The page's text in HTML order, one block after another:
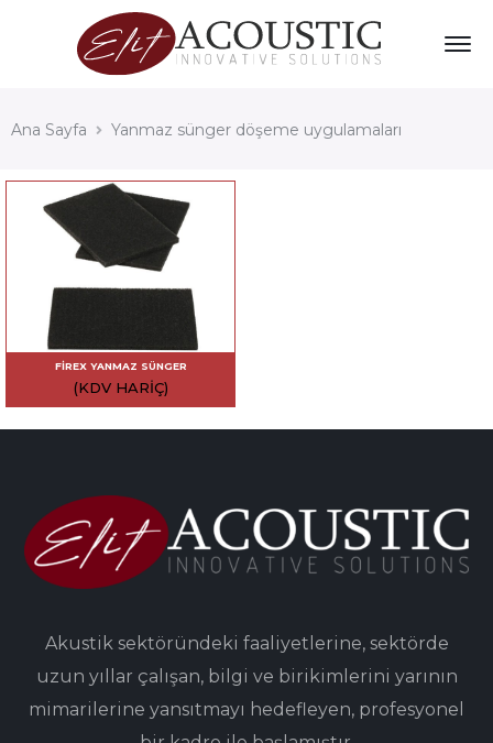
Ana Sayfa Yanmaz sünger döşeme uygulamaları
FIREX YANMAZ SÜNGER
(KDV HARIÇ)
Akustik sektöründeki faaliyetlerine, sektörde
uzun yıllar çalışan, bilgi ve birikimlerini yarının
mimarilerine yansıtmayı hedefleyen, profesyonel